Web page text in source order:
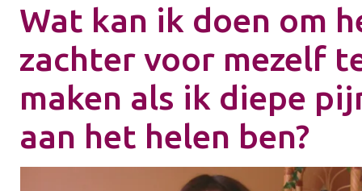
Wat kan ik doen om
zachter voor mezelf
maken als ik diepe
aan het helen ben?